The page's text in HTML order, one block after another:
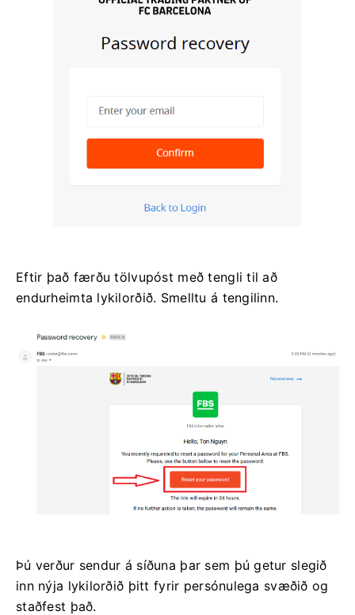
Eftir það færðu tölvupóst með tengli til að
endurheimta lykilorðið. Smelltu á tengilinn.
Þú verður sendur á síðuna þar sem þú getur slegið
inn nýja lykilorðið þitt fyrir persónulega svæðið og
staðfest það.